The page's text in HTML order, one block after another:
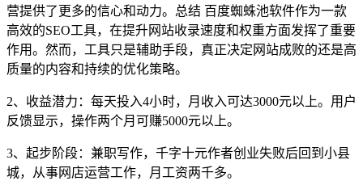
营提供了更多的信心和动力。总结 百度蜘蛛池软件作为一款
高效的SEO工具，在提升网站收录速度和权重方面发挥了重要
作用。然而，工具只是辅助手段，真正决定网站成败的还是高
质量的内容和持续的优化策略。
2、收益潜力：每天投入4小时，月收入可达3000元以上。用户
反馈显示，操作两个月可赚5000元以上。
3、起步阶段：兼职写作，千字十元作者创业失败后回到小县
城，从事网店运营工作，月工资两千多。